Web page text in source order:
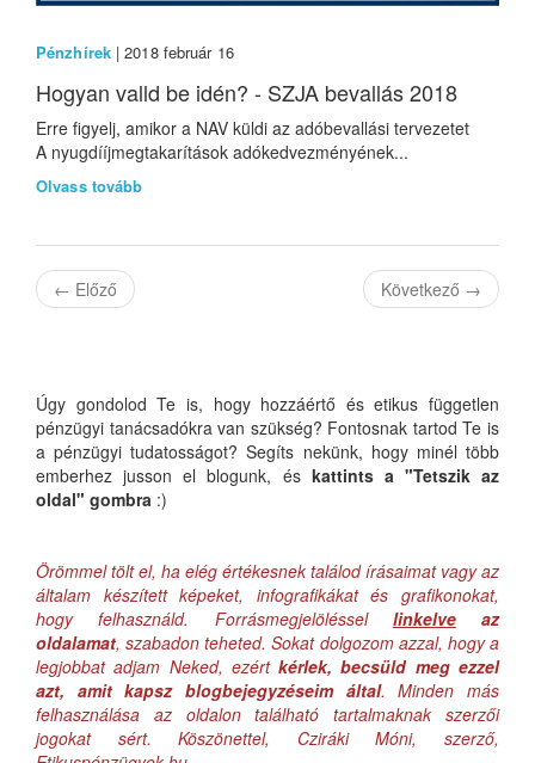
Pénzhírek| 2018 február 16
Hogyan valld be idén? - SZJA bevallás 2018
Erre figyelj, amikor a NAV küldi az adóbevallási tervezetet
A nyugdííjmegtakarítások adókedvezményének...
Olvass tovább
← Előző Következő →
Úgy gondolod Te is, hogy hozzáértő és etikus független
pénzügyi tanácsadókra van szükség? Fontosnak tartod Te is
a pénzügyi tudatosságot? Segíts nekünk, hogy minél több
emberhez jusson el blogunk, és kattints a "Tetszik az
oldal" gombra :)
Örömmel tölt el, ha elég értékesnek találod írásaimat vagy az
általam készített képeket, infografikákat és grafikonokat,
hogy felhasználd. Forrásmegjelöléssel linkelveaz
oldalamat, szabadon teheted. Sokat dolgozom azzal, hogy a
legjobbat adjam Neked, ezértkérlek, becsüld meg ezzel
azt, amit kapsz blogbejegyzéseim által. Minden más
felhasználása az oldalon található tartalmaknak szerzői
jogokat sért. Köszönettel, Cziráki Móni, szerző,